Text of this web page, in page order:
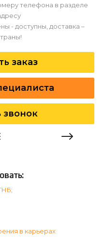
телефона в разделе
- доступны, доставка –
заказ
звонок
;